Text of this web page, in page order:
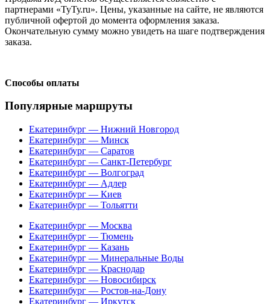
партнерами «ТуТу.ru». Цены, указанные на сайте, не являются
публичной офертой до момента оформления заказа.
Окончательную сумму можно увидеть на шаге подтверждения
заказа.
Способы оплаты
Популярные маршруты
Екатеринбург — Нижний Новгород
Екатеринбург — Минск
Екатеринбург — Саратов
Екатеринбург — Санкт-Петербург
Екатеринбург — Волгоград
Екатеринбург — Адлер
Екатеринбург — Киев
Екатеринбург — Тольятти
Екатеринбург — Москва
Екатеринбург — Тюмень
Екатеринбург — Казань
Екатеринбург — Минеральные Воды
Екатеринбург — Краснодар
Екатеринбург — Новосибирск
Екатеринбург — Ростов-на-Дону
Екатеринбург — Иркутск